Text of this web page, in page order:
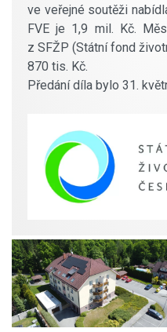
ve veřejné soutěži
FVE je 1,9 mil. Kč.
z SFŽP (Státní fond
870 tis. Kč.
Předání díla bylo 31.